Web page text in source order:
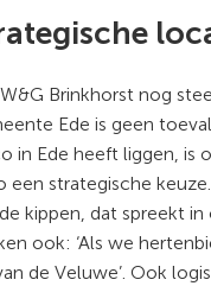
Brinkhorst nog
Ede is geen
in Ede heeft liggen, is
een strategische
kippen, dat spreekt
ook: ‘Als we
de Veluwe’. Ook